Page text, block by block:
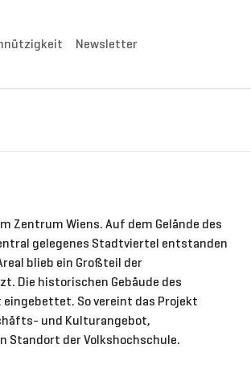
Newsletter
Zentrum Wiens. Auf dem Gelände des
gelegenes Stadtviertel entstanden
blieb ein Großteil der
Die historischen Gebäude des
So vereint das Projekt
und Kulturangebot,
Standort der Volkshochschule.